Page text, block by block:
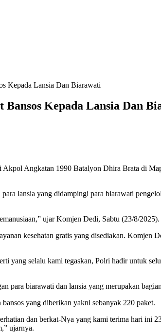
Kepada Lansia Dan Biarawati
Kepada Lansia Dan
Angkatan 1990 Batalyon Dhira Brata di
lansia yang didampingi para biarawati
ujar Komjen Dedi, Sabtu (23/8/2025).
kesehatan gratis yang disediakan. Komjen
yang selalu kami tegaskan, Polri hadir untuk
biarawati dan lansia yang merupakan
yang diberikan yakni sebanyak 220 paket.
dan berkat-Nya yang kami terima hari ini
ujarnya.